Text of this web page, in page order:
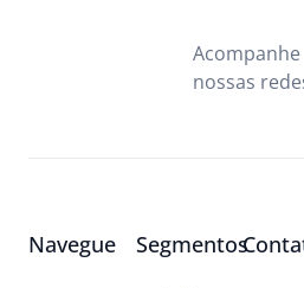
Acompanhe
nossas
Navegue Segmentos